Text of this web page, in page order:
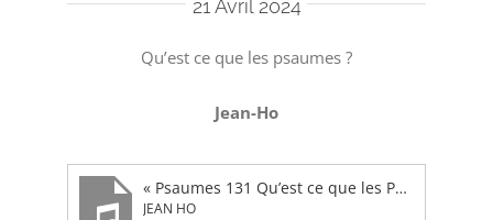
21 Avril 2024
Qu’est ce que les psaumes ?
Jean-Ho
« Psaumes 131 Qu’est ce que les Psaumes ? »
JEAN HO